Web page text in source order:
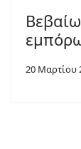
20 Μαρτίου